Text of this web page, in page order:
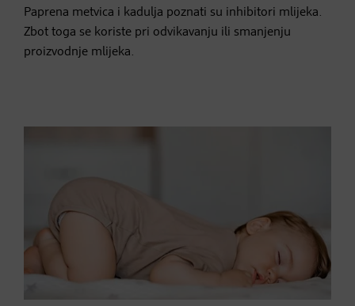
Paprena metvica i kadulja poznati su inhibitori mlijeka.
Zbot toga se koriste pri odvikavanju ili smanjenju
proizvodnje mlijeka.